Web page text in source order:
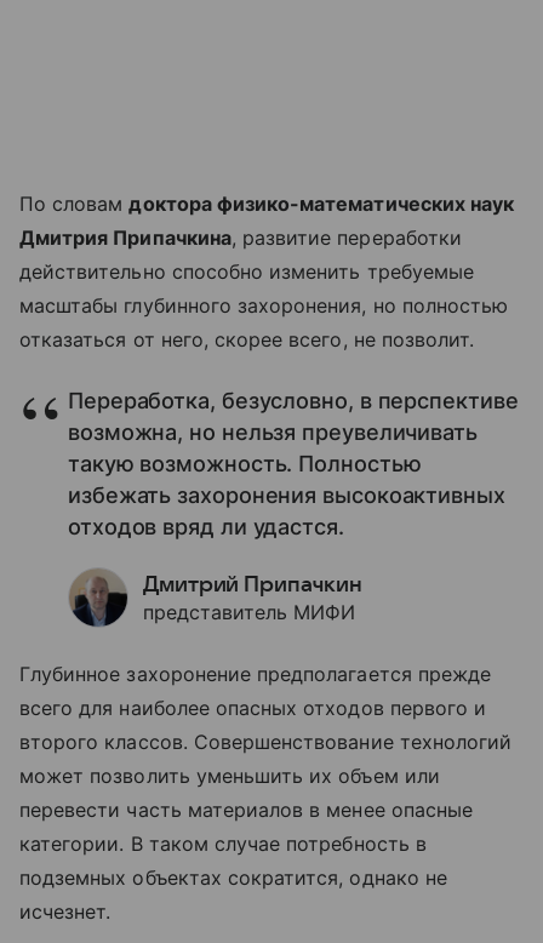
По словамдоктора физико-математических наук
Дмитрия Припачкина, развитие переработки
действительно способно изменить требуемые
масштабы глубинного захоронения, но полностью
отказаться от него, скорее всего, не позволит.
Переработка, безусловно, в перспективе
возможна, но нельзя преувеличивать
такую возможность. Полностью
избежать захоронения высокоактивных
отходов вряд ли удастся.
Дмитрий Припачкин
представитель МИФИ
Глубинное захоронение предполагается прежде
всего для наиболее опасных отходов первого и
второго классов. Совершенствование технологий
может позволить уменьшить их объем или
перевести часть материалов в менее опасные
категории. В таком случае потребность в
подземных объектах сократится, однако не
исчезнет.